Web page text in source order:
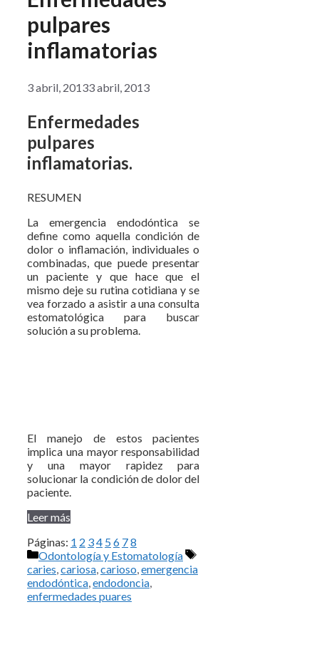
pulpares
inflamatorias
3 abril, 20133 abril, 2013
Enfermedades
pulpares
inflamatorias.
RESUMEN
La emergencia endodóntica se
define como aquella condición de
dolor o inflamación, individuales o
combinadas, que puede presentar
un paciente y que hace que el
mismo deje su rutina cotidiana y se
vea forzado a asistir a una consulta
estomatológica para buscar
solución a su problema.
El manejo de estos pacientes
implica una mayor responsabilidad
y una mayor rapidez para
solucionar la condición de dolor del
paciente.
Leer más
Páginas: 1 2 34 56 78
Categorías
Odontología y Estomatología
Etiquetas
caries,cariosa,carioso,emergencia
endodóntica,endodoncia,
enfermedades puares